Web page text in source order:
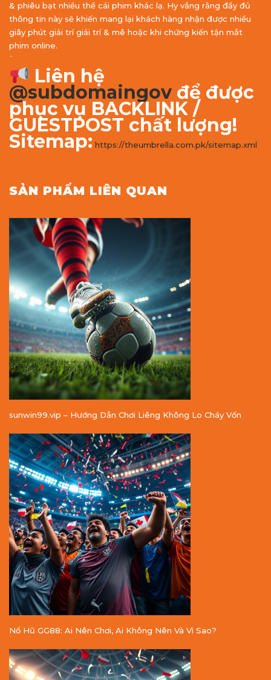
& phiêu bạt nhiều thể cái phim khác lạ. Hy vẳng rằng đầy đủ
thông tin này sẽ khiến mang lại khách hàng nhận được nhiều
giây phút giải trí giải trí & mê hoặc khi chứng kiến tận mắt
phim online.
`
Liên hệ
@subdomaingov để được
phục vụ BACKLINK /
GUESTPOST chất lượng!
Sitemap: https://theumbrella.com.pk/sitemap.xml
SẢN PHẨM LIÊN QUAN
sunwin99.vip – Hướng Dẫn Chơi Liêng Không Lo Cháy Vốn
Nổ Hũ GG88: Ai Nên Chơi, Ai Không Nên Và Vì Sao?